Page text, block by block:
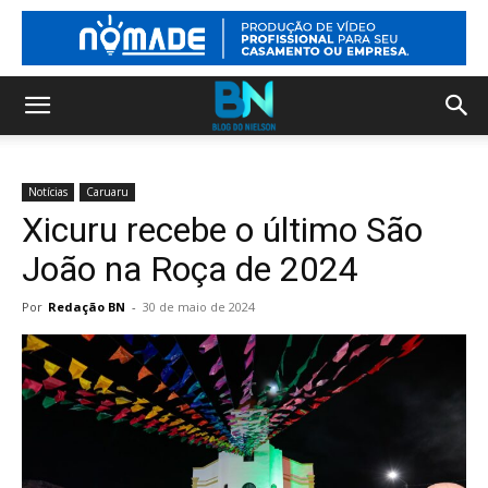
Notícias Caruaru
Xicuru recebe o último São
João na Roça de 2024
Por Redação BN - 30 de maio de 2024